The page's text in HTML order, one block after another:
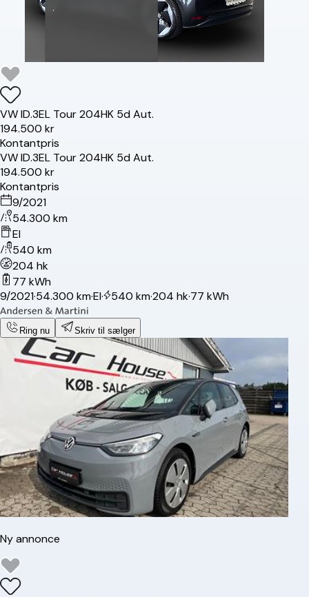
VWID.3EL Tour 204HK 5d Aut.
194.500 kr
Kontantpris
VWID.3EL Tour 204HK 5d Aut.
194.500 kr
Kontantpris
9/2021
54.300 km
El
540 km
204 hk
77 kWh
9/2021·54.300 km·El· 540 km·204 hk·77 kWh
Ring nu Skriv til sælger
Ny annonce